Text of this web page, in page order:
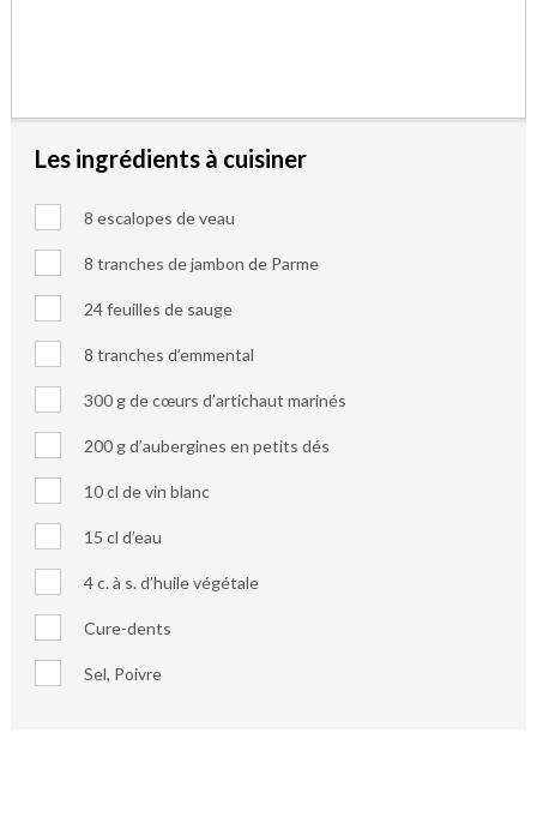
Les ingrédients à cuisiner
8 escalopes de veau
8 tranches de jambon de Parme
24 feuilles de sauge
8 tranches d’emmental
300 g de cœurs d’artichaut marinés
200 g d’aubergines en petits dés
10 cl de vin blanc
15 cl d’eau
4 c. à s. d’huile végétale
Cure-dents
Sel, Poivre